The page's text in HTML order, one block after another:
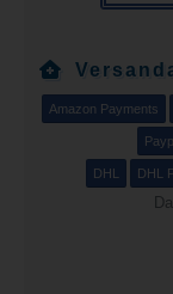
Amazon Payments
DHL DHL